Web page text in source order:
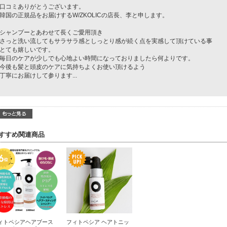
口コミありがとうございます。
韓国の正規品をお届けするW/ZKOLICの店長、李と申します。
シャンプーとあわせて長くご愛用頂き
さっと洗い流してもサラサラ感としっとり感が続く点を実感して頂けている事
とても嬉しいです。
毎日のケアが少しでも心地よい時間になっておりましたら何よりです。
今後も髪と頭皮のケアに気持ちよくお使い頂けるよう
丁寧にお届けして参ります
すめ関連商品
トペシアヘアブース
フィトペシア ヘアトニッ